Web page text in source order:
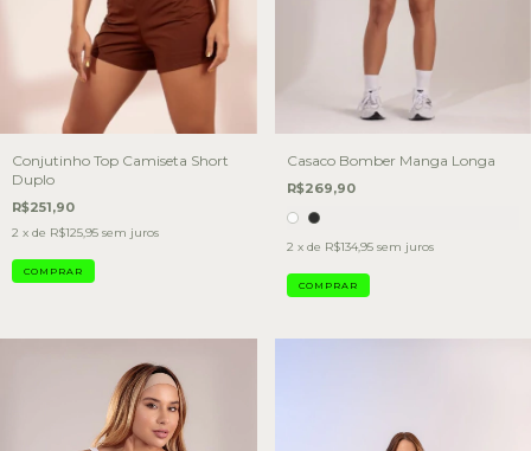
Conjutinho Top Camiseta Short
Duplo
R$251,90
2 x de R$125,95 sem juros
COMPRAR
Casaco Bomber Manga Longa
R$269,90
2 x de R$134,95 sem juros
COMPRAR